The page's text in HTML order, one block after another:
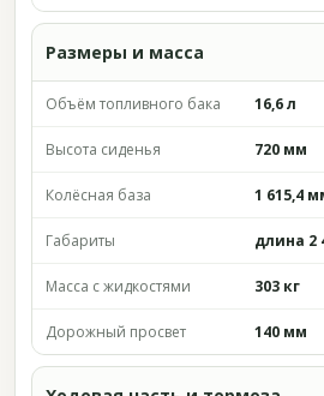
Размеры и масса
Объём топливного бака 16,6 л
Высота сиденья 720 мм
Колёсная база 1 615,4
Габариты длина 2
Масса с жидкостями 303 кг
Дорожный просвет 140 мм